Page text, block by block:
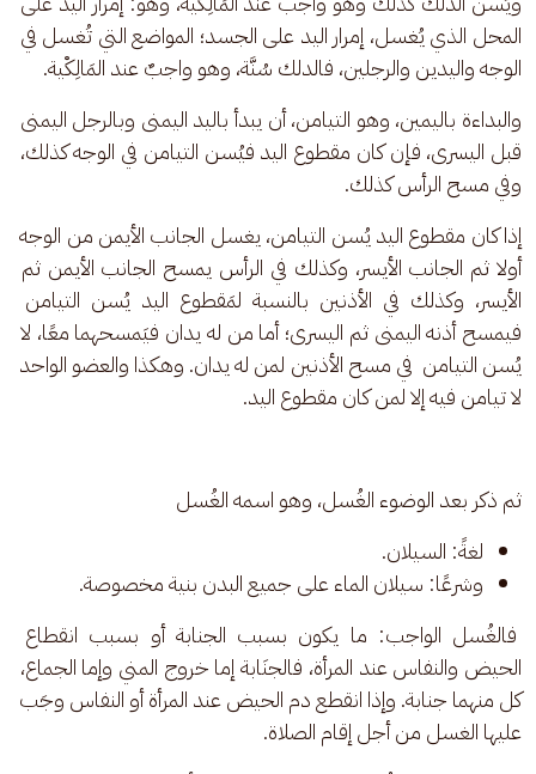
المحل الذي يُغسل، إمرار اليد على الجسد؛ المواضع التي تُغسل في
الوجه واليدين والرجلين، فالدلك سُنَّة، وهو واجبٌ عند المَالِكْية.
والبداءة باليمين، وهو التيامن، أن يبدأ باليد اليمنى وبالرجل اليمنى
قبل اليسرى، فإن كان مقطوع اليد فيُسن التيامن في الوجه كذلك،
وفي مسح الرأس كذلك.
إذا كان مقطوع اليد يُسن التيامن، يغسل الجانب الأيمن من الوجه
أولا ثم الجانب الأيسر، وكذلك في الرأس يمسح الجانب الأيمن ثم
الأيسر، وكذلك في الأذنين بالنسبة لمَقطوع اليد يُسن التيامن
فيمسح أذنه اليمنى ثم اليسرى؛ أما من له يدان فيَمسحهما معًا، لا
يُسن التيامن  في مسح الأذنين لمن له يدان. وهكذا والعضو الواحد
لا تيامن فيه إلا لمن كان مقطوع اليد.
ثم ذكر بعد الوضوء الغُسل، وهو اسمه الغُسل
لغةً: السيلان.
وشرعًا: سيلان الماء على جميع البدن بنية مخصوصة.
فالغُسل الواجب: ما يكون بسبب الجنابة أو بسبب انقطاع
الحيض والنفاس عند المرأة، فالجنَابة إما خروج المني وإما الجماع،
كل منهما جنابة. وإذا انقطع دم الحيض عند المرأة أو النفاس وجَب
عليها الغسل من أجل إقام الصلاة.